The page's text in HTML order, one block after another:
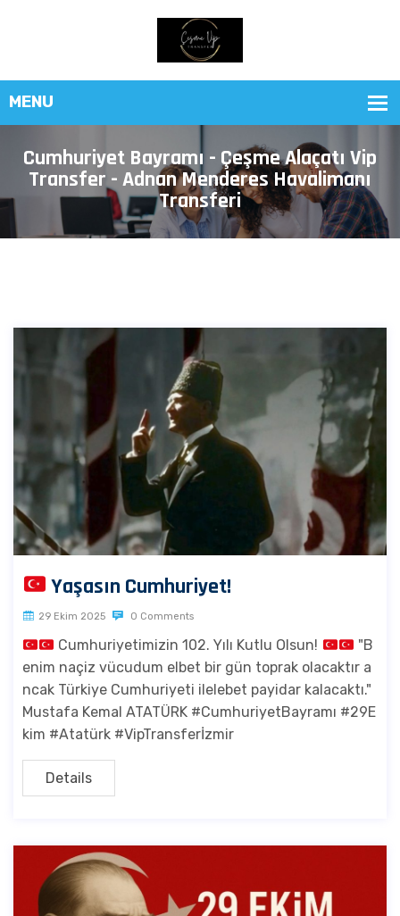
Cumhuriyet Bayramı - Çeşme Alaçatı Vip
Transfer - Adnan Menderes Havalimanı
Transferi
Yaşasın Cumhuriyet!
29 Ekim 2025 0 Comments
Cumhuriyetimizin 102. Yılı Kutlu Olsun!
"B
enim naçiz vücudum elbet bir gün toprak olacaktır a
ncak Türkiye Cumhuriyeti ilelebet payidar kalacaktı."
Mustafa Kemal ATATÜRK #CumhuriyetBayramı #29E
kim #Atatürk #VipTransferİzmir
Details